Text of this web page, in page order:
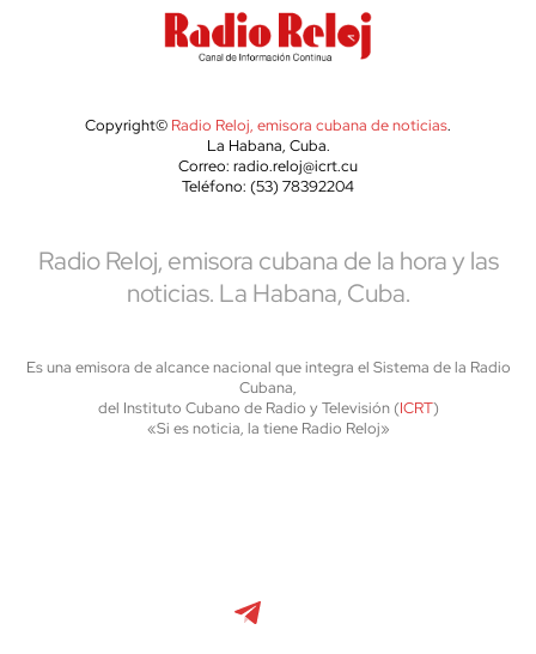
Copyright© Radio Reloj, emisora cubana de noticias.
La Habana, Cuba.
Correo: radio.reloj@icrt.cu
Teléfono: (53) 78392204
Radio Reloj, emisora cubana de la hora y las
noticias. La Habana, Cuba.
Es una emisora de alcance nacional que integra el Sistema de la Radio
Cubana,
del Instituto Cubano de Radio y Televisión (ICRT)
«Si es noticia, la tiene Radio Reloj»